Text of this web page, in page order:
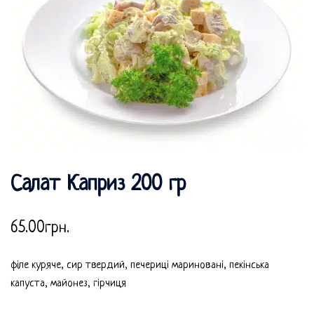
Салат Каприз 200 гр
65.00грн.
філе куряче, сир твердий, печериці мариновані, пекінська
капуста, майонез, гірчиця